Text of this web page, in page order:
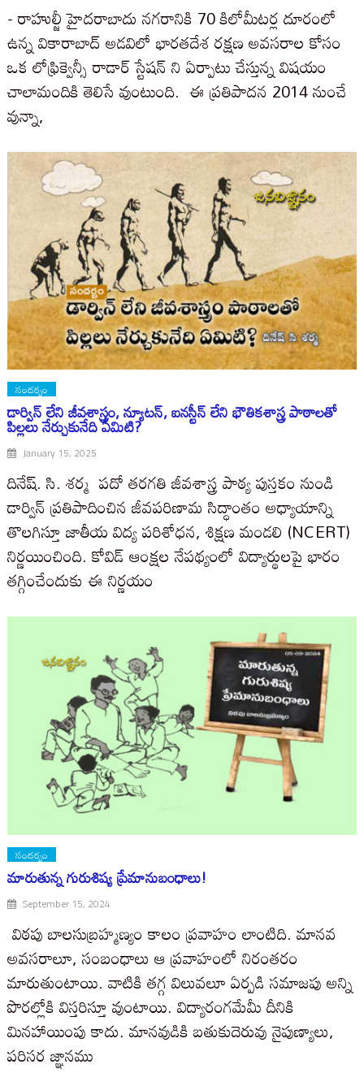
- రాహుల్జీ హైదరాబాదు నగరానికి 70 కిలోమీటర్ల దూరంలో
ఉన్న వికారాబాద్ అడవిలో భారతదేశ రక్షణ అవసరాల కోసం
ఒక లోఫ్రిక్వెన్సీ రాడార్ స్టేషన్ ని ఏర్పాటు చేస్తున్న విషయం
చాలామందికి తెలిసే వుంటుంది. ఈ ప్రతిపాదన 2014 నుంచే
వున్నా,
సందర్భం
డార్విన్‌ లేని జీవశాస్త్రం, న్యూటన్‌, ఐనస్టీన్‌ లేని భౌతికశాస్త్ర పాఠాలతో
పిల్లలు నేర్చుకునేది ఏమిటి?
January 15, 2025
దినేష్‌. సి. శర్మ పదో తరగతి జీవశాస్త్ర పాఠ్య పుస్తకం నుండి
డార్విన్‌ ప్రతిపాదించిన జీవపరిణామ సిద్ధాంతం అధ్యాయాన్ని
తొలగిస్తూ జాతీయ విద్య పరిశోధన, శిక్షణ మండలి (NCERT)
నిర్ణయించింది. కోవిడ్‌ ఆంక్షల నేపథ్యంలో విద్యార్థులపై భారం
తగ్గించేందుకు ఈ నిర్ణయం
సందర్భం
మారుతున్న గురుశిష్య ప్రేమానుబంధాలు!
September 15, 2024
విఠపు బాలసుబ్రహ్మణ్యం కాలం ప్రవాహం లాంటిది. మానవ
అవసరాలూ, సంబంధాలు ఆ ప్రవాహంలో నిరంతరం
మారుతుంటాయి. వాటికి తగ్గ విలువలూ ఏర్పడి సమాజపు అన్ని
పొరల్లోకి విస్తరిస్తూ వుంటాయి. విద్యారంగమేమీ దీనికి
మినహాయింపు కాదు. మానవుడికి బతుకుదెరువు నైపుణ్యాలు,
పరిసర జ్ఞానము